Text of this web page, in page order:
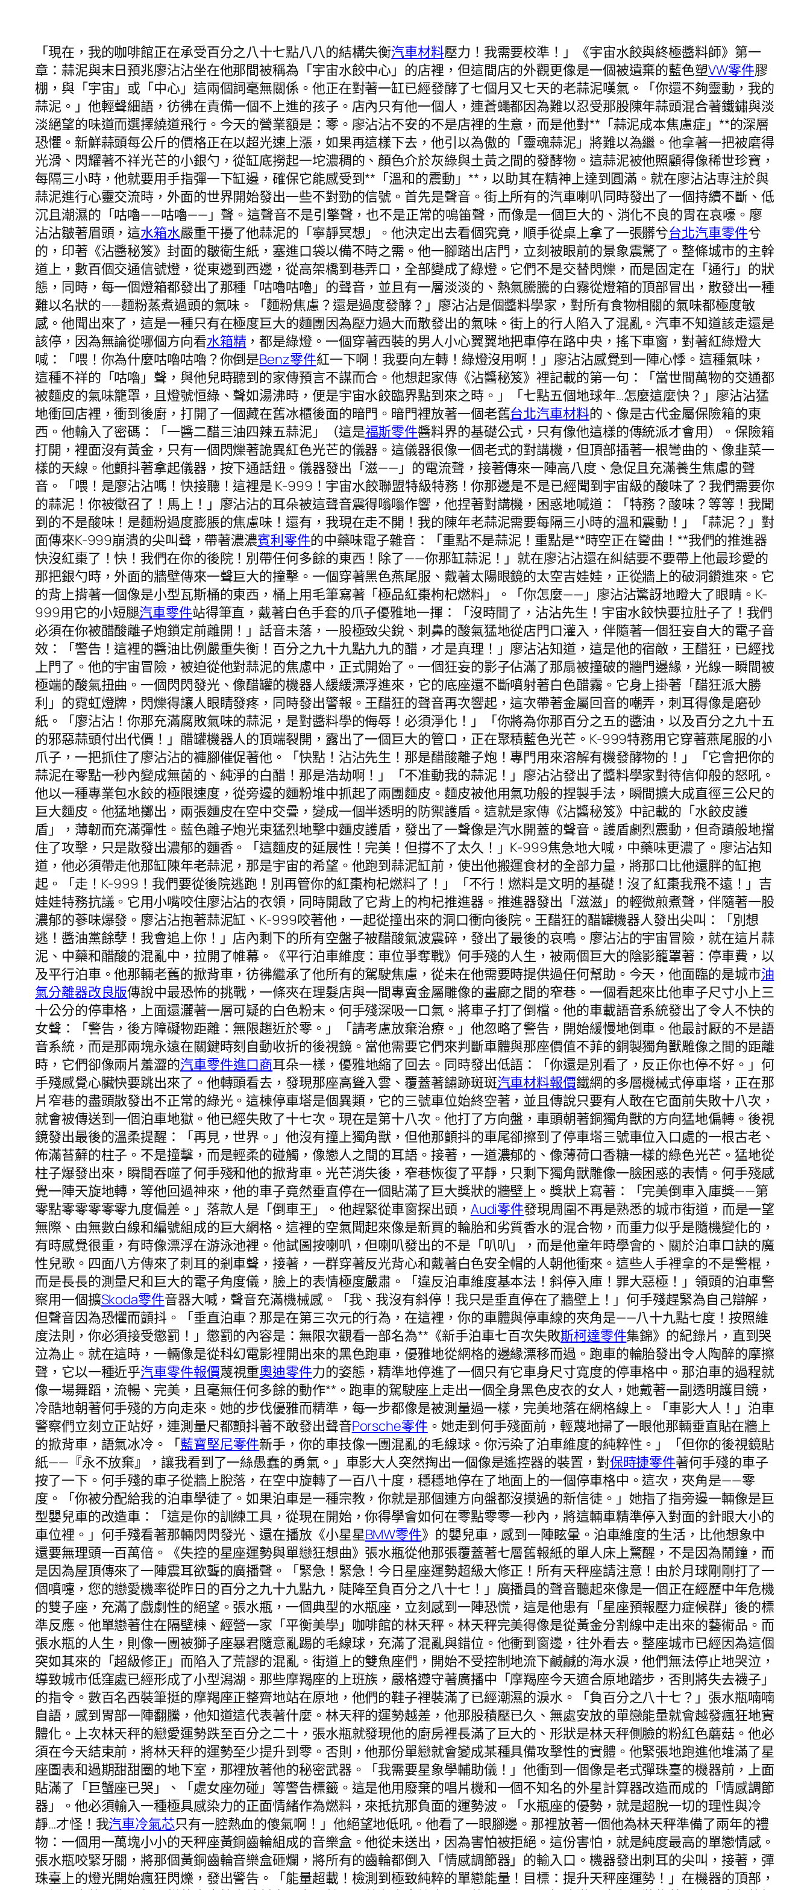
「現在，我的咖啡館正在承受百分之八十七點八八的結構失衡汽車材料壓力！我需要校準！」《宇宙水餃與終極醬料師》第一
章：蒜泥與末日預兆廖沾沾坐在他那間被稱為「宇宙水餃中心」的店裡，但這間店的外觀更像是一個被遺棄的藍色塑VW零件膠
棚，與「宇宙」或「中心」這兩個詞毫無關係。他正在對著一缸已經發酵了七個月又七天的老蒜泥嘆氣。「你還不夠靈動，我的
蒜泥。」他輕聲細語，彷彿在責備一個不上進的孩子。店內只有他一個人，連蒼蠅都因為難以忍受那股陳年蒜頭混合著鐵鏽與淡
淡絕望的味道而選擇繞道飛行。今天的營業額是：零。廖沾沾不安的不是店裡的生意，而是他對**「蒜泥成本焦慮症」**的深層
恐懼。新鮮蒜頭每公斤的價格正在以超光速上漲，如果再這樣下去，他引以為傲的「靈魂蒜泥」將難以為繼。他拿著一把被磨得
光滑、閃耀著不祥光芒的小銀勺，從缸底撈起一坨濃稠的、顏色介於灰綠與土黃之間的發酵物。這蒜泥被他照顧得像稀世珍寶，
每隔三小時，他就要用手指彈一下缸邊，確保它能感受到**「溫和的震動」**，以助其在精神上達到圓滿。就在廖沾沾專注於與
蒜泥進行心靈交流時，外面的世界開始發出一些不對勁的信號。首先是聲音。街上所有的汽車喇叭同時發出了一個持續不斷、低
沉且潮濕的「咕嚕——咕嚕——」聲。這聲音不是引擎聲，也不是正常的鳴笛聲，而像是一個巨大的、消化不良的胃在哀嚎。廖
沾沾皺著眉頭，這水箱水嚴重干擾了他蒜泥的「寧靜冥想」。他決定出去看個究竟，順手從桌上拿了一張髒兮台北汽車零件兮
的，印著《沾醬秘笈》封面的皺衛生紙，塞進口袋以備不時之需。他一腳踏出店門，立刻被眼前的景象震驚了。整條城市的主幹
道上，數百個交通信號燈，從東邊到西邊，從高架橋到巷弄口，全部變成了綠燈。它們不是交替閃爍，而是固定在「通行」的狀
態，同時，每一個燈箱都發出了那種「咕嚕咕嚕」的聲音，並且有一層淡淡的、熱氣騰騰的白霧從燈箱的頂部冒出，散發出一種
難以名狀的——麵粉蒸煮過頭的氣味。「麵粉焦慮？還是過度發酵？」廖沾沾是個醬料學家，對所有食物相關的氣味都極度敏
感。他聞出來了，這是一種只有在極度巨大的麵團因為壓力過大而散發出的氣味。街上的行人陷入了混亂。汽車不知道該走還是
該停，因為無論從哪個方向看水箱精，都是綠燈。一個穿著西裝的男人小心翼翼地把車停在路中央，搖下車窗，對著紅綠燈大
喊：「喂！你為什麼咕嚕咕嚕？你倒是Benz零件紅一下啊！我要向左轉！綠燈沒用啊！」廖沾沾感覺到一陣心悸。這種氣味，
這種不祥的「咕嚕」聲，與他兒時聽到的家傳預言不謀而合。他想起家傳《沾醬秘笈》裡記載的第一句：「當世間萬物的交通都
被麵皮的氣味籠罩，且燈號恒綠、聲如湯沸時，便是宇宙水餃臨界點到來之時。」「七點五個地球年…怎麼這麼快？」廖沾沾猛
地衝回店裡，衝到後廚，打開了一個藏在舊冰櫃後面的暗門。暗門裡放著一個老舊台北汽車材料的、像是古代金屬保險箱的東
西。他輸入了密碼：「一醬二醋三油四辣五蒜泥」（這是福斯零件醬料界的基礎公式，只有像他這樣的傳統派才會用）。保險箱
打開，裡面沒有黃金，只有一個閃爍著詭異紅色光芒的儀器。這儀器很像一個老式的對講機，但頂部插著一根彎曲的、像韭菜一
樣的天線。他顫抖著拿起儀器，按下通話鈕。儀器發出「滋——」的電流聲，接著傳來一陣高八度、急促且充滿養生焦慮的聲
音。「喂！是廖沾沾嗎！快接聽！這裡是 K-999！宇宙水餃聯盟特級特務！你那邊是不是已經聞到宇宙級的酸味了？我們需要你
的蒜泥！你被徵召了！馬上！」廖沾沾的耳朵被這聲音震得嗡嗡作響，他捏著對講機，困惑地喊道：「特務？酸味？等等！我聞
到的不是酸味！是麵粉過度膨脹的焦慮味！還有，我現在走不開！我的陳年老蒜泥需要每隔三小時的溫和震動！」「蒜泥？」對
面傳來K-999崩潰的尖叫聲，帶著濃濃賓利零件的中藥味電子雜音：「重點不是蒜泥！重點是**時空正在彎曲！**我們的推進器
快沒紅棗了！快！我們在你的後院！別帶任何多餘的東西！除了——你那缸蒜泥！」就在廖沾沾還在糾結要不要帶上他最珍愛的
那把銀勺時，外面的牆壁傳來一聲巨大的撞擊。一個穿著黑色燕尾服、戴著太陽眼鏡的太空吉娃娃，正從牆上的破洞鑽進來。它
的背上揹著一個像是小型瓦斯桶的東西，桶上用毛筆寫著「極品紅棗枸杞燃料」。「你怎麼——」廖沾沾驚訝地瞪大了眼睛。K-
999用它的小短腿汽車零件站得筆直，戴著白色手套的爪子優雅地一揮：「沒時間了，沾沾先生！宇宙水餃快要拉肚子了！我們
必須在你被醋酸離子炮鎖定前離開！」話音未落，一股極致尖銳、刺鼻的酸氣猛地從店門口灌入，伴隨著一個狂妄自大的電子音
效：「警告！這裡的醬油比例嚴重失衡！百分之九十九點九九的醋，才是真理！」廖沾沾知道，這是他的宿敵，王醋狂，已經找
上門了。他的宇宙冒險，被迫從他對蒜泥的焦慮中，正式開始了。一個狂妄的影子佔滿了那扇被撞破的牆門邊緣，光線一瞬間被
極端的酸氣扭曲。一個閃閃發光、像醋罐的機器人緩緩漂浮進來，它的底座還不斷噴射著白色醋霧。它身上掛著「醋狂派大勝
利」的霓虹燈牌，閃爍得讓人眼睛發疼，同時發出警報。王醋狂的聲音再次響起，這次帶著金屬回音的嘲弄，刺耳得像是磨砂
紙。「廖沾沾！你那充滿腐敗氣味的蒜泥，是對醬料學的侮辱！必須淨化！」「你將為你那百分之五的醬油，以及百分之九十五
的邪惡蒜頭付出代價！」醋罐機器人的頂端裂開，露出了一個巨大的管口，正在聚積藍色光芒。K-999特務用它穿著燕尾服的小
爪子，一把抓住了廖沾沾的褲腳催促著他。「快點！沾沾先生！那是醋酸離子炮！專門用來溶解有機發酵物的！」「它會把你的
蒜泥在零點一秒內變成無菌的、純淨的白醋！那是浩劫啊！」「不准動我的蒜泥！」廖沾沾發出了醬料學家對待信仰般的怒吼。
他以一種專業包水餃的極限速度，從旁邊的麵粉堆中抓起了兩團麵皮。麵皮被他用氣功般的捏製手法，瞬間擴大成直徑三公尺的
巨大麵皮。他猛地擲出，兩張麵皮在空中交疊，變成一個半透明的防禦護盾。這就是家傳《沾醬秘笈》中記載的「水餃皮護
盾」，薄韌而充滿彈性。藍色離子炮光束猛烈地擊中麵皮護盾，發出了一聲像是汽水開蓋的聲音。護盾劇烈震動，但奇蹟般地擋
住了攻擊，只是散發出濃郁的麵香。「這麵皮的延展性！完美！但撐不了太久！」K-999焦急地大喊，中藥味更濃了。廖沾沾知
道，他必須帶走他那缸陳年老蒜泥，那是宇宙的希望。他跑到蒜泥缸前，使出他搬運食材的全部力量，將那口比他還胖的缸抱
起。「走！K-999！我們要從後院逃跑！別再管你的紅棗枸杞燃料了！」「不行！燃料是文明的基礎！沒了紅棗我飛不遠！」吉
娃娃特務抗議。它用小嘴咬住廖沾沾的衣領，同時開啟了它背上的枸杞推進器。推進器發出「滋滋」的輕微煎煮聲，伴隨著一股
濃郁的蔘味爆發。廖沾沾抱著蒜泥缸、K-999咬著他，一起從撞出來的洞口衝向後院。王醋狂的醋罐機器人發出尖叫：「別想
逃！醬油黨餘孽！我會追上你！」店內剩下的所有空盤子被醋酸氣波震碎，發出了最後的哀鳴。廖沾沾的宇宙冒險，就在這片蒜
泥、中藥和醋酸的混亂中，拉開了帷幕。《平行泊車維度：車位爭奪戰》何手殘的人生，被兩個巨大的陰影籠罩著：停車費，以
及平行泊車。他那輛老舊的掀背車，彷彿繼承了他所有的駕駛焦慮，從未在他需要時提供過任何幫助。今天，他面臨的是城市油
氣分離器改良版傳說中最恐怖的挑戰，一條夾在理髮店與一間專賣金屬雕像的畫廊之間的窄巷。一個看起來比他車子尺寸小上三
十公分的停車格，上面還灑著一層可疑的白色粉末。何手殘深吸一口氣。將車子打了倒檔。他的車載語音系統發出了令人不快的
女聲：「警告，後方障礙物距離：無限趨近於零。」「請考慮放棄治療。」他忽略了警告，開始緩慢地倒車。他最討厭的不是語
音系統，而是那兩塊永遠在關鍵時刻自動收折的後視鏡。當他需要它們來判斷車體與那座價值不菲的銅製獨角獸雕像之間的距離
時，它們卻像兩片羞澀的汽車零件進口商耳朵一樣，優雅地縮了回去。同時發出低語：「你還是別看了，反正你也停不好。」何
手殘感覺心臟快要跳出來了。他轉頭看去，發現那座高聳入雲、覆蓋著鏽跡斑斑汽車材料報價鐵網的多層機械式停車塔，正在那
片窄巷的盡頭散發出不正常的綠光。這棟停車塔是個異類，它的三號車位始終空著，並且傳說只要有人敢在它面前失敗十八次，
就會被傳送到一個泊車地獄。他已經失敗了十七次。現在是第十八次。他打了方向盤，車頭朝著銅獨角獸的方向猛地偏轉。後視
鏡發出最後的溫柔提醒：「再見，世界。」他沒有撞上獨角獸，但他那顫抖的車尾卻擦到了停車塔三號車位入口處的一根古老、
佈滿苔蘚的柱子。不是撞擊，而是輕柔的碰觸，像戀人之間的耳語。接著，一道濃郁的、像薄荷口香糖一樣的綠色光芒。猛地從
柱子爆發出來，瞬間吞噬了何手殘和他的掀背車。光芒消失後，窄巷恢復了平靜，只剩下獨角獸雕像一臉困惑的表情。何手殘感
覺一陣天旋地轉，等他回過神來，他的車子竟然垂直停在一個貼滿了巨大獎狀的牆壁上。獎狀上寫著：「完美倒車入庫獎——第
零點零零零零零九度偏差。」落款人是「倒車王」。他趕緊從車窗探出頭， Audi零件發現周圍不再是熟悉的城市街道，而是一望
無際、由無數白線和編號組成的巨大網格。這裡的空氣聞起來像是新買的輪胎和劣質香水的混合物，而重力似乎是隨機變化的，
有時感覺很重，有時像漂浮在游泳池裡。他試圖按喇叭，但喇叭發出的不是「叭叭」，而是他童年時學會的、關於泊車口訣的魔
性兒歌。四面八方傳來了刺耳的剎車聲，接著，一群穿著反光背心和戴著白色安全帽的人朝他衝來。這些人手裡拿的不是警棍，
而是長長的測量尺和巨大的電子角度儀，臉上的表情極度嚴肅。「違反泊車維度基本法！斜停入庫！罪大惡極！」領頭的泊車警
察用一個擴Skoda零件音器大喊，聲音充滿機械感。「我、我沒有斜停！我只是垂直停在了牆壁上！」何手殘趕緊為自己辯解，
但聲音因為恐懼而顫抖。「垂直泊車？那是在第三次元的行為，在這裡，你的車體與停車線的夾角是——八十九點七度！按照維
度法則，你必須接受懲罰！」懲罰的內容是：無限次觀看一部名為**《新手泊車七百次失敗斯柯達零件集錦》的紀錄片，直到哭
泣為止。就在這時，一輛像是從科幻電影裡開出來的黑色跑車，優雅地從網格的邊緣漂移而過。跑車的輪胎發出令人陶醉的摩擦
聲，它以一種近乎汽車零件報價蔑視重奧迪零件力的姿態，精準地停進了一個只有它車身尺寸寬度的停車格中。那泊車的過程就
像一場舞蹈，流暢、完美，且毫無任何多餘的動作**。跑車的駕駛座上走出一個全身黑色皮衣的女人，她戴著一副透明護目鏡，
冷酷地朝著何手殘的方向走來。她的步伐優雅而精準，每一步都像是被測量過一樣，完美地落在網格線上。「車影大人！」泊車
警察們立刻立正站好，連測量尺都顫抖著不敢發出聲音Porsche零件 。她走到何手殘面前，輕蔑地掃了一眼他那輛垂直貼在牆上
的掀背車，語氣冰冷。「藍寶堅尼零件新手，你的車技像一團混亂的毛線球。你污染了泊車維度的純粹性。」「但你的後視鏡貼
紙——『永不放棄』，讓我看到了一絲愚蠢的勇氣。」車影大人突然掏出一個像是遙控器的裝置，對保時捷零件著何手殘的車子
按了一下。何手殘的車子從牆上脫落，在空中旋轉了一百八十度，穩穩地停在了地面上的一個停車格中。這次，夾角是——零
度。「你被分配給我的泊車學徒了。如果泊車是一種宗教，你就是那個連方向盤都沒摸過的新信徒。」她指了指旁邊一輛像是巨
型嬰兒車的改造車：「這是你的訓練工具，從現在開始，你得學會如何在零點零零一秒內，將這輛車精準停入對面的針眼大小的
車位裡。」何手殘看著那輛閃閃發光、還在播放《小星星BMW零件》的嬰兒車，感到一陣眩暈。泊車維度的生活，比他想象中
還要無理頭一百萬倍。《失控的星座運勢與單戀狂想曲》張水瓶從他那張覆蓋著七層舊報紙的單人床上驚醒，不是因為鬧鐘，而
是因為屋頂傳來了一陣震耳欲聾的廣播聲。「緊急！緊急！今日星座運勢超級大修正！所有天秤座請注意！由於月球剛剛打了一
個噴嚏，您的戀愛機率從昨日的百分之九十九點九，陡降至負百分之八十七！」廣播員的聲音聽起來像是一個正在經歷中年危機
的雙子座，充滿了戲劇性的絕望。張水瓶，一個典型的水瓶座，立刻感到一陣恐慌，這是他患有「星座預報壓力症候群」後的標
準反應。他單戀著住在隔壁棟、經營一家「平衡美學」咖啡館的林天秤。林天秤完美得像是從黃金分割線中走出來的藝術品。而
張水瓶的人生，則像一團被獅子座暴君隨意亂踢的毛線球，充滿了混亂與錯位。他衝到窗邊，往外看去。整座城市已經因為這個
突如其來的「超級修正」而陷入了荒謬的混亂。街道上的雙魚座們，開始不受控制地流下鹹鹹的海水淚，他們無法停止地哭泣，
導致城市低窪處已經形成了小型潟湖。那些摩羯座的上班族，嚴格遵守著廣播中「摩羯座今天適合原地踏步，否則將失去襪子」
的指令。數百名西裝筆挺的摩羯座正整齊地站在原地，他們的鞋子裡裝滿了已經潮濕的淚水。「負百分之八十七？」張水瓶喃喃
自語，感到胃部一陣翻騰，他知道這代表著什麼。林天秤的運勢越差，他那股積壓已久、無處安放的單戀能量就會越發瘋狂地實
體化。上次林天秤的戀愛運勢跌至百分之二十，張水瓶就發現他的廚房裡長滿了巨大的、形狀是林天秤側臉的粉紅色蘑菇。他必
須在今天結束前，將林天秤的運勢至少提升到零。否則，他那份單戀就會變成某種具備攻擊性的實體。他緊張地跑進他堆滿了星
座圖表和過期甜甜圈的地下室，那裡放著他的秘密武器。「我需要星象學輔助儀！」他衝到一個像是老式彈珠臺的機器前，上面
貼滿了「巨蟹座已哭」、「處女座勿碰」等警告標籤。這是他用廢棄的唱片機和一個不知名的外星計算器改造而成的「情感調節
器」。他必須輸入一種極具感染力的正面情緒作為燃料，來抵抗那負面的運勢波。「水瓶座的優勢，就是超脫一切的理性與冷
靜…才怪！我汽車冷氣芯只有一腔熱血的傻氣啊！」他絕望地低吼。他看了一眼腳邊。那裡放著一個他為林天秤準備了兩年的禮
物：一個用一萬塊小小的天秤座黃銅齒輪組成的音樂盒。他從未送出，因為害怕被拒絕。這份害怕，就是純度最高的單戀情感。
張水瓶咬緊牙關，將那個黃銅齒輪音樂盒砸爛，將所有的齒輪都倒入「情感調節器」的輸入口。機器發出刺耳的尖叫，接著，彈
珠臺上的燈光開始瘋狂閃爍，發出警告。「能量超載！檢測到極致純粹的單戀能量！目標：提升天秤座運勢！」在機器的頂部，